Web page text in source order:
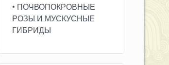
• ПОЧВОПОКРОВНЫЕ
РОЗЫ И МУСКУСНЫЕ
ГИБРИДЫ